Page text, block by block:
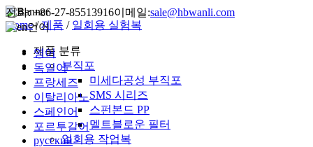
전화: +86-27-85513916이메일:sale@hbwanli.com
언어
영어
독일어
프랑세즈
이탈리아노
스페인어
포르투갈어
русский
Home/제품 / 일회용 실험복
제품 분류
부직포
미세다공성 부직포
SMS 시리즈
스펀본드 PP
멜트블로운 필터
일회용 작업복